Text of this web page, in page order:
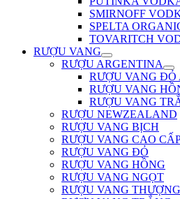
SMIRNOFF
SPELTA
TOVARITCH
RƯỢU VANG
RƯỢU ARGENTINA
RƯỢU VANG ĐỎ
RƯỢU VANG
RƯỢU VANG
RƯỢU NEWZEALAND
RƯỢU VANG BỊCH
RƯỢU VANG CAO
RƯỢU VANG ĐỎ
RƯỢU VANG HỒNG
RƯỢU VANG NGỌT
RƯỢU VANG